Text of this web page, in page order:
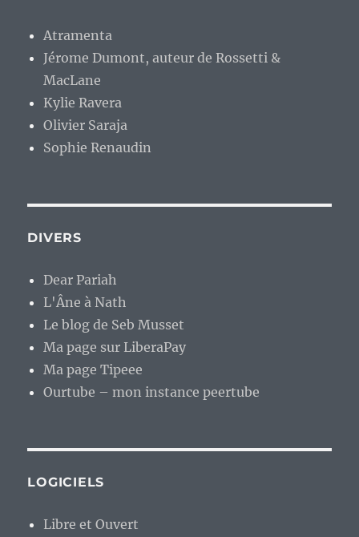
DIVERS
Dear Pariah
L'Âne à Nath
Le blog de Seb Musset
Ma page sur LiberaPay
LOGICIELS
Libre et Ouvert
LinuxFr
Next-Inpact